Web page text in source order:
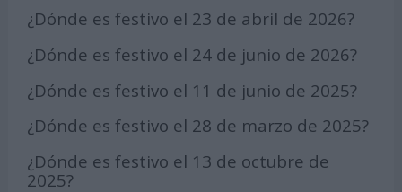
¿Dónde es festivo el 23 de abril de 2026?
¿Dónde es festivo el 24 de junio de 2026?
¿Dónde es festivo el 11 de junio de 2025?
¿Dónde es festivo el 28 de marzo de 2025?
¿Dónde es festivo el 13 de octubre de
2025?